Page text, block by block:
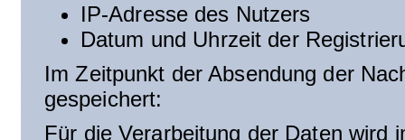
IP-Adresse des Nutzers
Datum und Uhrzeit der
Im Zeitpunkt der Absendung der
gespeichert:
Für die Verarbeitung der Daten wird